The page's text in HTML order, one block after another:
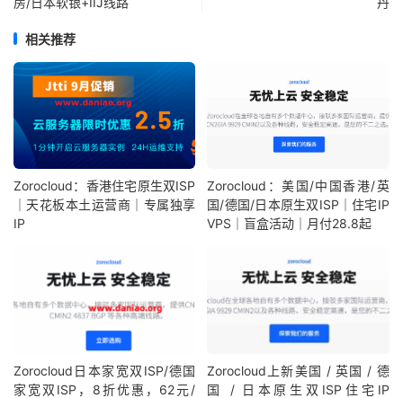
相关推荐
Zorocloud：香港住宅原生双ISP
｜天花板本土运营商｜专属独享
IP
Zorocloud：美国/中国香港/英
国/德国/日本原生双ISP｜住宅IP
VPS｜盲盒活动｜月付28.8起
Zorocloud日本家宽双ISP/德国
家宽双ISP，8折优惠，62元/
Zorocloud上新美国 / 英国 / 德
国 / 日本原生双ISP住宅IP